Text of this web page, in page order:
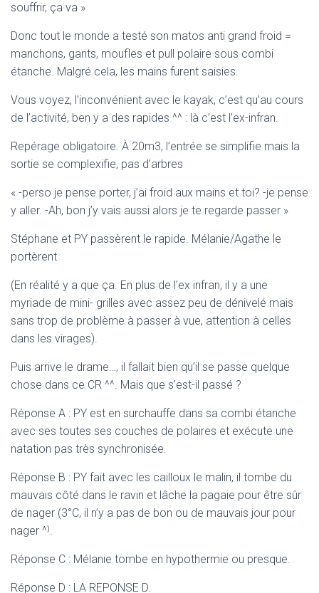
souffrir, ça va »
Donc tout le monde a testé son matos anti grand froid =
manchons, gants, moufles et pull polaire sous combi
étanche. Malgré cela, les mains furent saisies.
Vous voyez, l’inconvénient avec le kayak, c’est qu’au cours
de l’activité, ben y a des rapides ^^ : là c’est l’ex-infran.
Repérage obligatoire. À 20m3, l’entrée se simplifie mais la
sortie se complexifie, pas d’arbres
« -perso je pense porter, j’ai froid aux mains et toi? -je pense
y aller. -Ah, bon j’y vais aussi alors je te regarde passer »
Stéphane et PY passèrent le rapide. Mélanie/Agathe le
portèrent
(En réalité y a que ça. En plus de l’ex infran, il y a une
myriade de mini- grilles avec assez peu de dénivelé mais
sans trop de problème à passer à vue, attention à celles
dans les virages).
Puis arrive le drame…, il fallait bien qu’il se passe quelque
chose dans ce CR ^^. Mais que s’est-il passé ?
Réponse A : PY est en surchauffe dans sa combi étanche
avec ses toutes ses couches de polaires et exécute une
natation pas très synchronisée.
Réponse B : PY fait avec les cailloux le malin, il tombe du
mauvais côté dans le ravin et lâche la pagaie pour être sûr
de nager (3°C, il n’y a pas de bon ou de mauvais jour pour
nager ^⁾.
Réponse C : Mélanie tombe en hypothermie ou presque.
Réponse D : LA REPONSE D.